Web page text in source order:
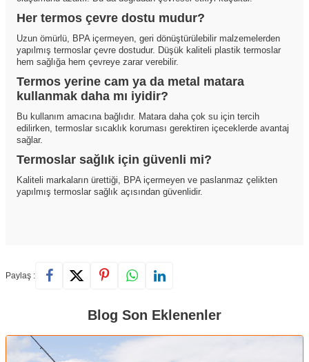
Her termos çevre dostu mudur?
Uzun ömürlü, BPA içermeyen, geri dönüştürülebilir malzemelerden
yapılmış termoslar çevre dostudur. Düşük kaliteli plastik termoslar
hem sağlığa hem çevreye zarar verebilir.
Termos yerine cam ya da metal matara
kullanmak daha mı iyidir?
Bu kullanım amacına bağlıdır. Matara daha çok su için tercih
edilirken, termoslar sıcaklık koruması gerektiren içeceklerde avantaj
sağlar.
Termoslar sağlık için güvenli mi?
Kaliteli markaların ürettiği, BPA içermeyen ve paslanmaz çelikten
yapılmış termoslar sağlık açısından güvenlidir.
Paylaş :
Blog Son Eklenenler